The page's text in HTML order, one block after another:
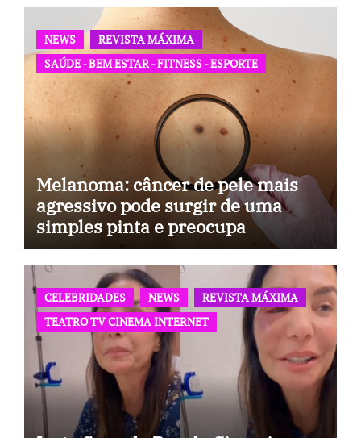
NEWS
REVISTA MÁXIMA
SAÚDE - BEM ESTAR - FITNESS - ESPORTE
Melanoma: câncer de pele mais
agressivo pode surgir de uma
simples pinta e preocupa
especialistas
CELEBRIDADES NEWS
REVISTA MÁXIMA
TEATRO TV CINEMA INTERNET